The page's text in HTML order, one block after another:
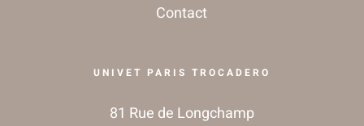
Contact
UNIVET PARIS TROCADERO
81 Rue de Longchamp